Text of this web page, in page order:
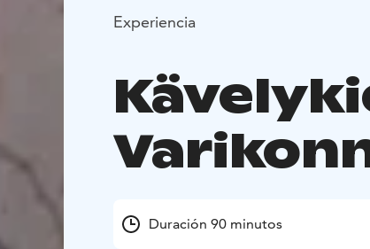
Experiencia
Duración 90 minutos